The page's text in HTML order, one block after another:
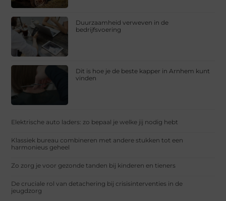
Duurzaamheid verweven in de
bedrijfsvoering
Dit is hoe je de beste kapper in Arnhem kunt
vinden
Elektrische auto laders: zo bepaal je welke jij nodig hebt
Klassiek bureau combineren met andere stukken tot een
harmonieus geheel
Zo zorg je voor gezonde tanden bij kinderen en tieners
De cruciale rol van detachering bij crisisinterventies in de
jeugdzorg